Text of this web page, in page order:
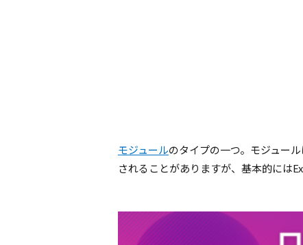
モジュールのタイプの一つ。モジュー
されることがありますが、基本的には